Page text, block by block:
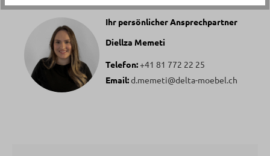
Ihr persönlicher Ansprechpartner
Diellza Memeti
Telefon:+41 81 772 22 25
Email:d.memeti@delta-moebel.ch